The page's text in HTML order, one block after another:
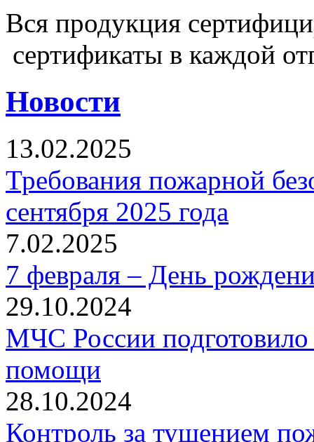
Вся продукция
сертификаты в каждой
Новости
13.02.2025
Требования пожарной
сентября 2025 года
7.02.2025
7 февраля – День
29.10.2024
МЧС России
помощи
28.10.2024
Контроль за тушением